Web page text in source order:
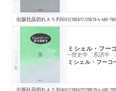
出版社品切れＡ５判500頁1999/11/25978-4-480-
シリーズ・全集 ミシェル・フー
─歴史学 系譜学
ミシェル・フーコ
出版社品切れＡ５判496 1999/07/08978-4-480-